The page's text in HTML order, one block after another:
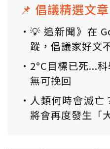
📌 倡議精選文章
💡 追新聞》在
蹤，倡議家好文
2°C目標已死...
無可挽回
人類何時會滅亡
將會再度發生「